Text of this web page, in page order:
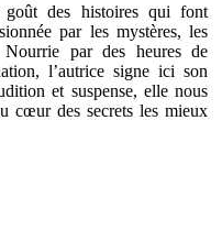
des histoires qui font
par les mystères, les
Nourrie par des heures de
l’autrice signe ici son
et suspense, elle nous
cœur des secrets les mieux